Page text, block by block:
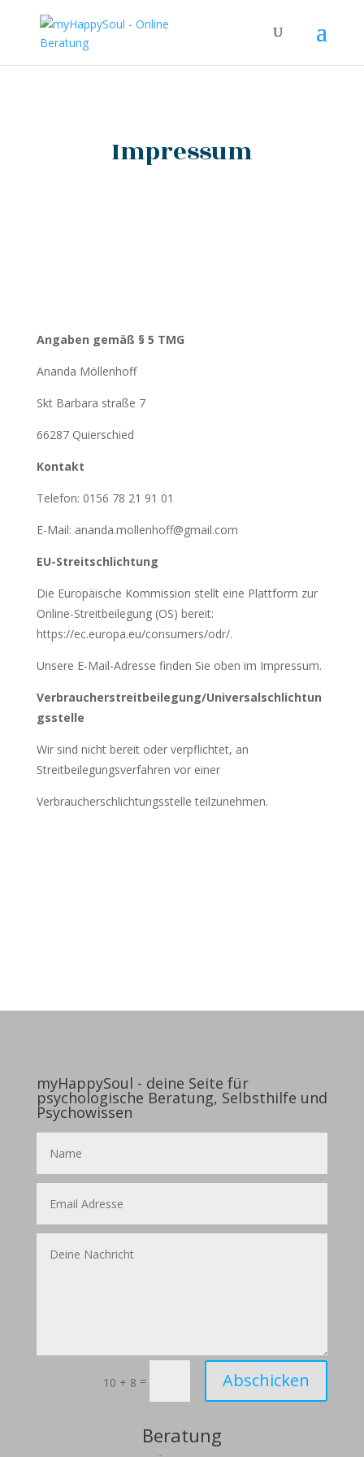
Impressum
Angaben gemäß § 5 TMG
Ananda Möllenhoff
Skt Barbara straße 7
66287 Quierschied
Kontakt
Telefon: 0156 78 21 91 01
E-Mail: ananda.mollenhoff@gmail.com
EU-Streitschlichtung
Die Europäische Kommission stellt eine Plattform zur
Online-Streitbeilegung (OS) bereit:
https://ec.europa.eu/consumers/odr/.
Unsere E-Mail-Adresse finden Sie oben im Impressum.
Verbraucherstreitbeilegung/Universalschlichtun
gsstelle
Wir sind nicht bereit oder verpflichtet, an
Streitbeilegungsverfahren vor einer
Verbraucherschlichtungsstelle teilzunehmen.
myHappySoul - deine Seite für
psychologische Beratung, Selbsthilfe und
Psychowissen
10 + 8 = Abschicken
Beratung